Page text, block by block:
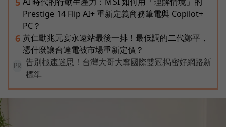
Prestige 14 Flip AI+ 重新定義商務筆電與 Copilot+
PC？
6 黃仁勳兆元宴永遠站最後一排！最低調的二代鄭平，
憑什麼讓台達電被市場重新定價？
PR
告別極速迷思！台灣大哥大奪國際雙冠揭密好網路新
標準